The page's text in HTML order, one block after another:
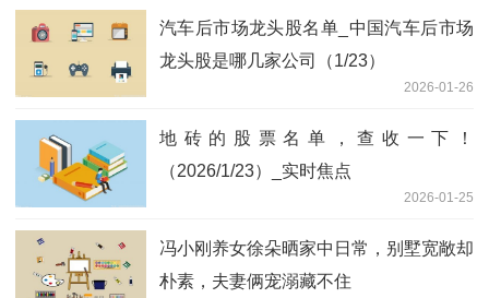
汽车后市场龙头股名单_中国汽车后市场
龙头股是哪几家公司（1/23）
2026-01-26
地砖的股票名单，查收一下！
（2026/1/23）_实时焦点
2026-01-25
冯小刚养女徐朵晒家中日常，别墅宽敞却
朴素，夫妻俩宠溺藏不住